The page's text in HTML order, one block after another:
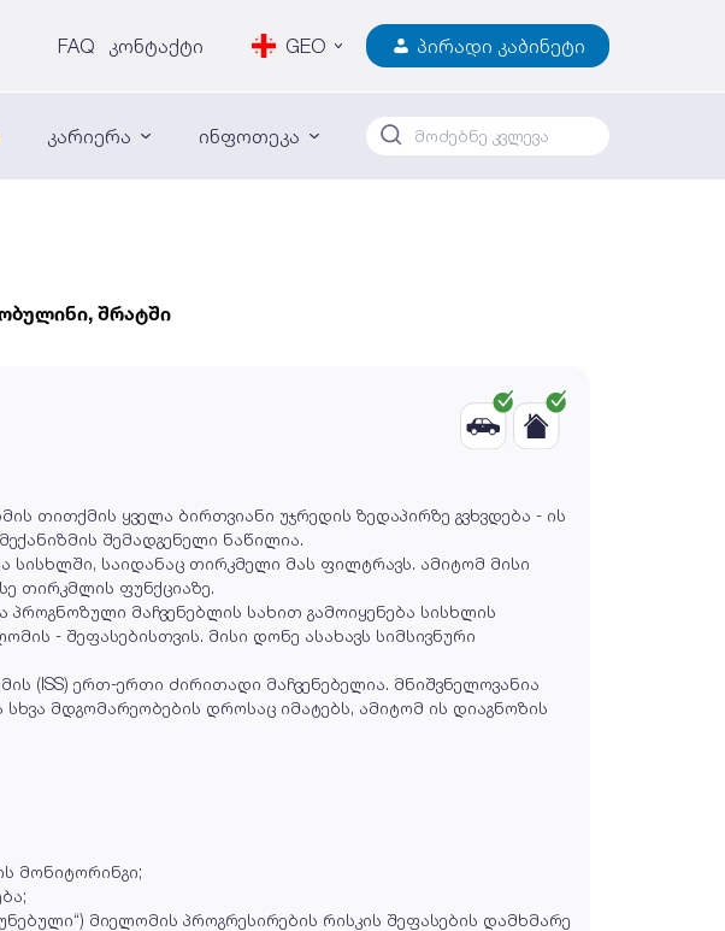
FAQ კონტაქტი GEO პირადი კაბინეტი
კარიერა ინფოთეკა
შრატში
თითქმის ყველა ბირთვიანი უჯრედის ზედაპირზე გვხვდება - ის
შემადგენელი ნაწილია.
საიდანაც თირკმელი მას ფილტრავს. ამიტომ მისი
თირკმლის ფუნქციაზე.
მაჩვენებლის სახით გამოიყენება სისხლის
- შეფასებისთვის. მისი დონე ასახავს სიმსივნური
(ISS) ერთ-ერთი ძირითადი მაჩვენებელია. მნიშვნელოვანია
მდგომარეობების დროსაც იმატებს, ამიტომ ის დიაგნოზის
მონიტორინგი;
მიელომის პროგრესირების რისკის შეფასების დამხმარე